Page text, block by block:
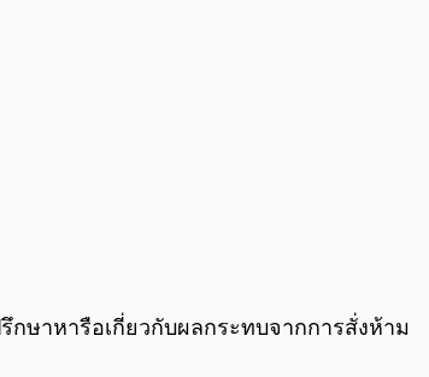
ษาหารือเกี่ยวกับผลกระทบจากการสั่งห้าม